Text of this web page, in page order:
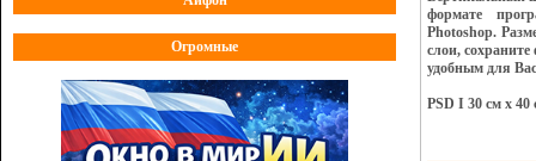
Огромные
формате
Photoshop.
слои,
удобным для
PSD I 30 см х